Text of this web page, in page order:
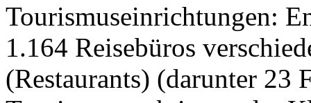
Tourismuseinrichtungen:
1.164 Reisebüros
(Restaurants) (darunter 23